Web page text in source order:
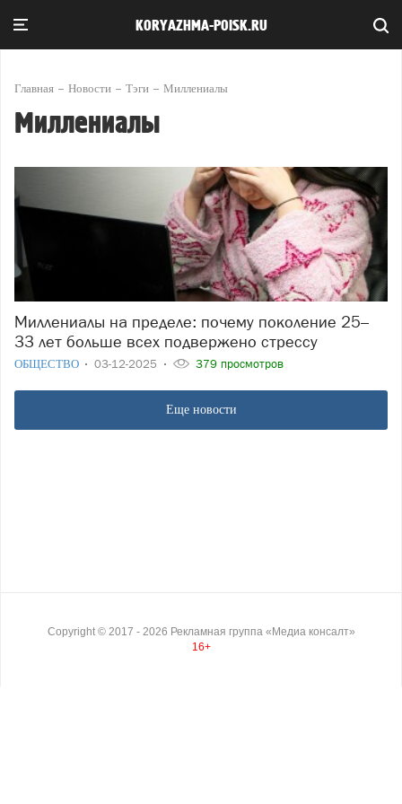
KORYAZHMA-POISK.RU
Главная Новости Тэги Миллениалы
Миллениалы
Миллениалы на пределе: почему поколение 25–
33 лет больше всех подвержено стрессу
ОБЩЕСТВО 03-12-2025 379 просмотров
Еще новости
Copyright © 2017 - 2026 Рекламная группа «Медиа консалт»
16+